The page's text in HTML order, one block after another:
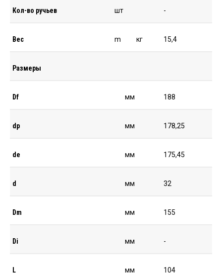
Кол-во ручьев шт -
Вес m кг 15,4
Размеры
Df мм 188
dp мм 178,25
de мм 175,45
d мм 32
Dm мм 155
Di мм -
L мм 104